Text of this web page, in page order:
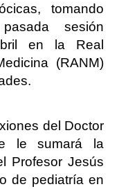
tomando
sesión
en la Real
(RANM)
del Doctor
le sumará la
Profesor Jesús
de pediatría en